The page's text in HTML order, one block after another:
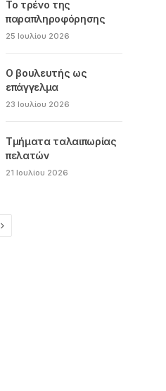
Το τρένο της
παραπληροφόρησης
25 Ιουλίου 2026
Ο βουλευτής ως
επάγγελμα
23 Ιουλίου 2026
Τμήματα ταλαιπωρίας
πελατών
21 Ιουλίου 2026
Next